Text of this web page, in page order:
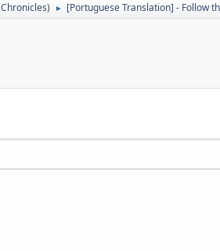
Chronicles) ► [Portuguese Translation] - Follow